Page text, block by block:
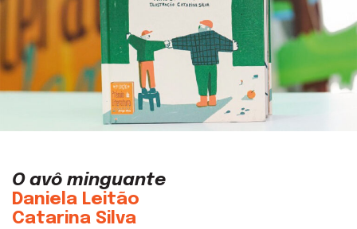
O avô minguante
Daniela Leitão
Catarina Silva